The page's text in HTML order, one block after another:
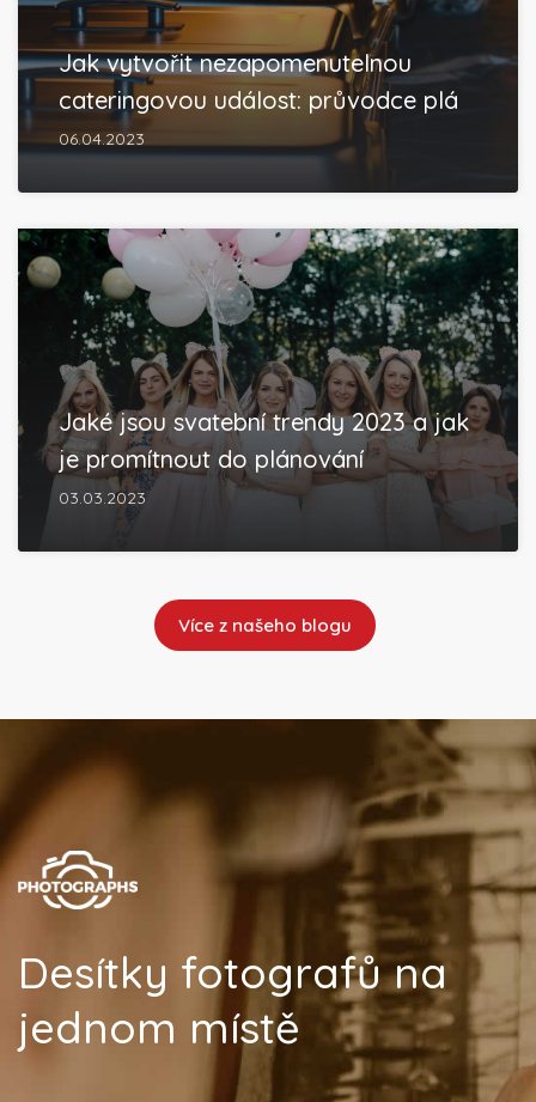
Jak vytvořit nezapomenutelnou
cateringovou událost: průvodce plá
06.04.2023
Jaké jsou svatební trendy 2023 a jak
je promítnout do plánování
03.03.2023
Více z našeho blogu
Desítky fotografů na
jednom místě